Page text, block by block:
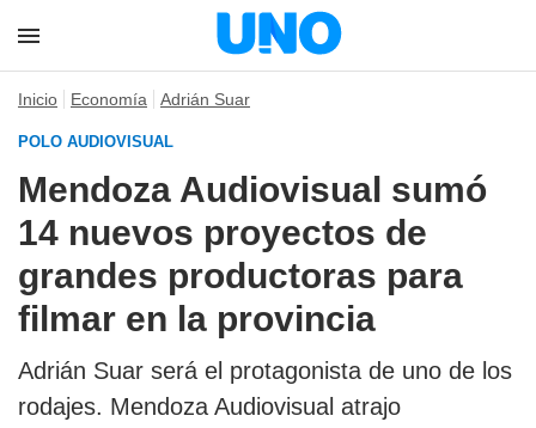
Inicio Economía Adrián Suar
POLO AUDIOVISUAL
Mendoza Audiovisual sumó
14 nuevos proyectos de
grandes productoras para
filmar en la provincia
Adrián Suar será el protagonista de uno de los
rodajes. Mendoza Audiovisual atrajo